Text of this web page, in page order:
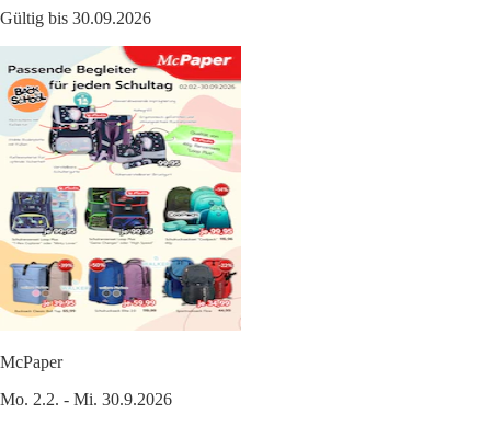
Gültig bis 30.09.2026
McPaper
Mo. 2.2. - Mi. 30.9.2026